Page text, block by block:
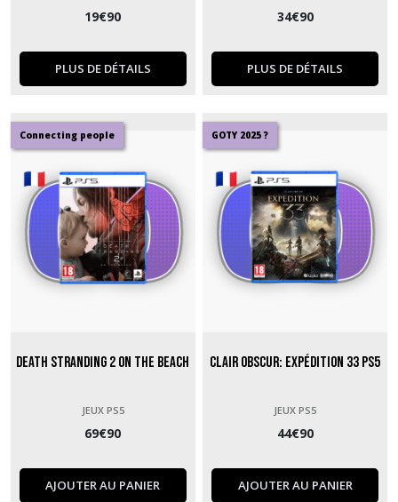
19€90
PLUS DE DÉTAILS
34€90
PLUS DE DÉTAILS
Connecting people
Death Stranding 2 On the Beach
JEUX PS5
69€90
AJOUTER AU PANIER
GOTY 2025 ?
Clair Obscur: Expédition 33 PS5
JEUX PS5
44€90
AJOUTER AU PANIER